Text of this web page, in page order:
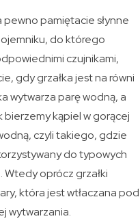
pamiętacie słynne
do którego
czujnikami,
gdy grzałka jest na równi
wytwarza parę wodną, a
kąpiel w gorącej
czyli takiego, gdzie
do typowych
oprócz grzałki
która jest wtłaczana pod
wytwarzania.